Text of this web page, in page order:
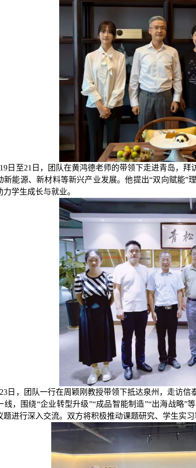
日至21日， 团队在黄鸿德老师的带领下走进青岛，拜
新能源、新材料等新兴产业发展。他提出“双向赋能”
力学生成长与就业。
日，团队一行在周颖刚教授带领下抵达泉州，走访
线，围绕“企业转型升级”“成品智能制造”“出海战略
题进行深入交流。 双方将积极推动课题研究、学生实习